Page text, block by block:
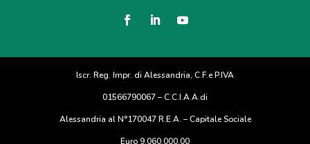
Iscr. Reg. Impr. di Alessandria, C.F.e P.IVA
01566790067 – C.C.I.A.A.di
Alessandria al N°170047 R.E.A. – Capitale Sociale
Euro 9.060.000,00